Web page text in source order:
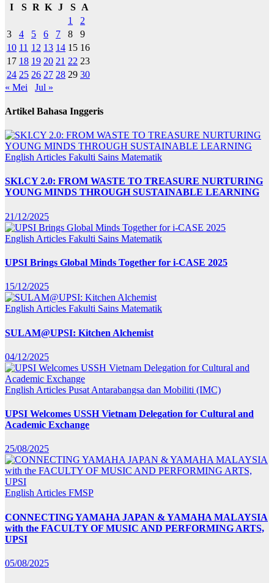
I
S R K J S
A
1
2
3
4 5 6 7 8
9
10 11 12 13 14 15 16
17 18 19 20 21 22 23
24 25 26 27 28 29 30
« Mei
Jul »
Artikel Bahasa Inggeris
English Articles Fakulti Sains Matematik
SKI.CY 2.0: FROM WASTE TO TREASURE NURTURING
YOUNG MINDS THROUGH SUSTAINABLE LEARNING
21/12/2025
English Articles Fakulti Sains Matematik
UPSI Brings Global Minds Together for i-CASE 2025
15/12/2025
English Articles Fakulti Sains Matematik
SULAM@UPSI: Kitchen Alchemist
04/12/2025
English Articles Pusat Antarabangsa dan Mobiliti (IMC)
UPSI Welcomes USSH Vietnam Delegation for Cultural and
Academic Exchange
25/08/2025
English Articles FMSP
CONNECTING YAMAHA JAPAN & YAMAHA MALAYSIA
with the FACULTY OF MUSIC AND PERFORMING ARTS,
UPSI
05/08/2025